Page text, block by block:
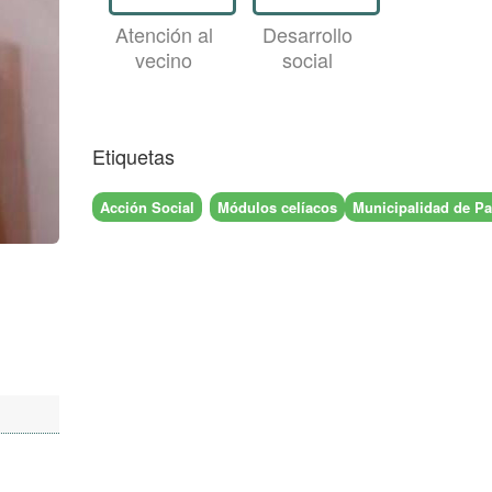
Atención al
vecino
Desarrollo
social
Etiquetas
Acción Social Módulos celíacos Municipalidad de